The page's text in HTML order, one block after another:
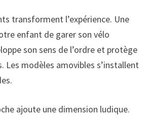
transforment l’expérience. Une
enfant de garer son vélo
son sens de l’ordre et protège
Les modèles amovibles s’installent
ajoute une dimension ludique.